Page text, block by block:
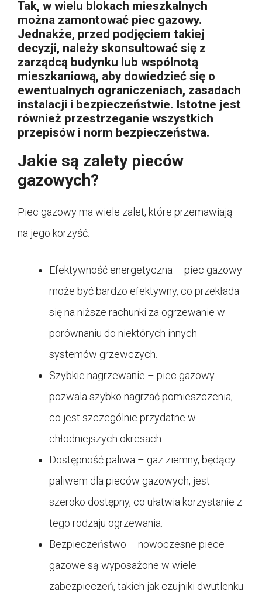
Tak, w wielu blokach mieszkalnych
można zamontować piec gazowy.
Jednakże, przed podjęciem takiej
decyzji, należy skonsultować się z
zarządcą budynku lub wspólnotą
mieszkaniową, aby dowiedzieć się o
ewentualnych ograniczeniach, zasadach
instalacji i bezpieczeństwie. Istotne jest
również przestrzeganie wszystkich
przepisów i norm bezpieczeństwa.
Jakie są zalety pieców
gazowych?
Piec gazowy ma wiele zalet, które przemawiają
na jego korzyść:
Efektywność energetyczna – piec gazowy
może być bardzo efektywny, co przekłada
się na niższe rachunki za ogrzewanie w
porównaniu do niektórych innych
systemów grzewczych.
Szybkie nagrzewanie – piec gazowy
pozwala szybko nagrzać pomieszczenia,
co jest szczególnie przydatne w
chłodniejszych okresach.
Dostępność paliwa – gaz ziemny, będący
paliwem dla pieców gazowych, jest
szeroko dostępny, co ułatwia korzystanie z
tego rodzaju ogrzewania.
Bezpieczeństwo – nowoczesne piece
gazowe są wyposażone w wiele
zabezpieczeń, takich jak czujniki dwutlenku